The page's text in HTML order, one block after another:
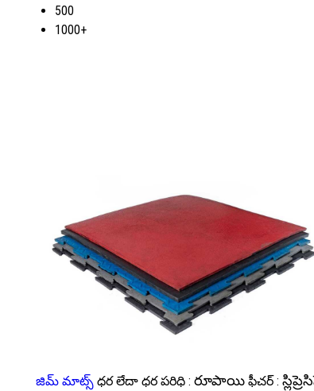
500
1000+
జిమ్ మాట్స్ ధర లేదా ధర పరిధి : రూపాయి ఫీచర్ :